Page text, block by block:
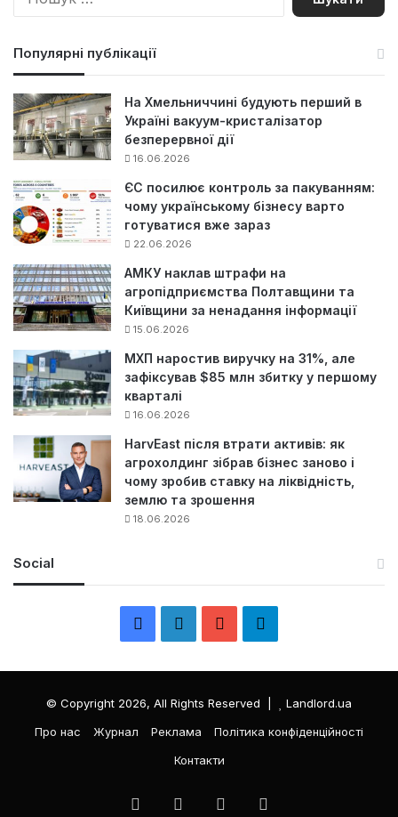
Популярні публікації
На Хмельниччині будують перший в
Україні вакуум-кристалізатор
безперервної дії
16.06.2026
ЄС посилює контроль за пакуванням:
чому українському бізнесу варто
готуватися вже зараз
22.06.2026
АМКУ наклав штрафи на
агропідприємства Полтавщини та
Київщини за ненадання інформації
15.06.2026
МХП наростив виручку на 31%, але
зафіксував $85 млн збитку у першому
кварталі
16.06.2026
HarvEast після втрати активів: як
агрохолдинг зібрав бізнес заново і
чому зробив ставку на ліквідність,
землю та зрошення
18.06.2026
Social
c
e
n
k
e
T
л
е
р
© Copyright 2026, All Rights Reserved |
Landlord.ua
Про нас
Журнал Реклама
Політика конфіденційності
Контакти
FacebookLinkedInYouTube